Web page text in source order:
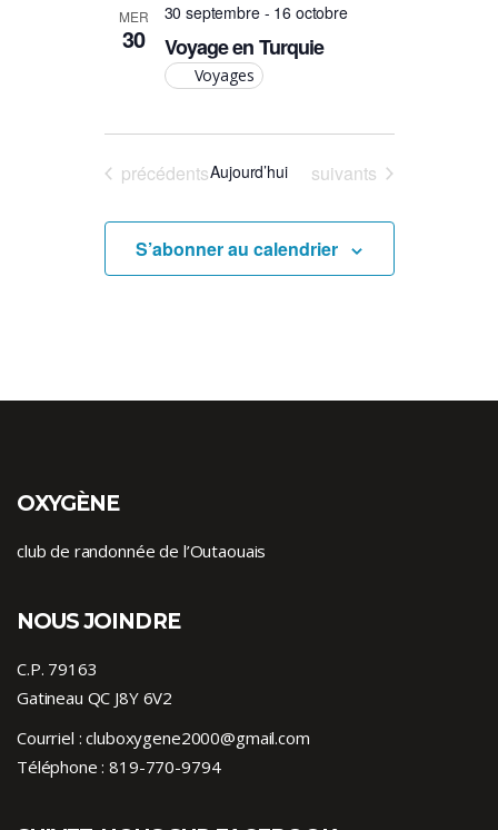
MER
30 Voyage en Turquie
30 septembre- 16 octobre
Voyages
Évènements
précédentsAujourd’hui Évènements
suivants
S’abonner au calendrier
OXYGÈNE
club de randonnée de l’Outaouais
NOUS JOINDRE
C.P. 79163
Gatineau QC J8Y 6V2
Courriel :cluboxygene2000@gmail.com
Téléphone :819-770-9794